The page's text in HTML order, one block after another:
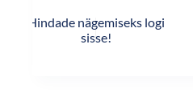
Hindade nägemiseks logi
sisse!